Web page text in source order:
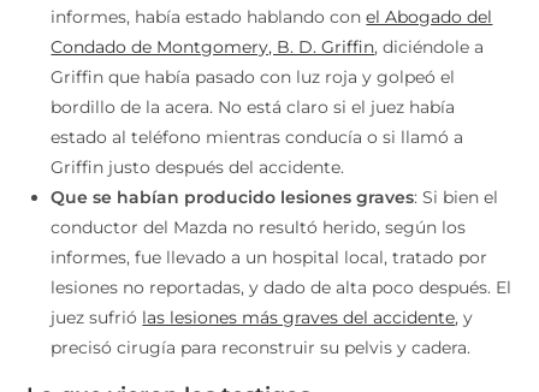
informes, había estado hablando conel Abogado del
Condado de Montgomery, B. D. Griffin, diciéndole a
Griffin que había pasado con luz roja y golpeó el
bordillo de la acera. No está claro si el juez había
estado al teléfono mientras conducía o si llamó a
Griffin justo después del accidente.
Que se habían producido lesiones graves: Si bien el
conductor del Mazda no resultó herido, según los
informes, fue llevado a un hospital local, tratado por
lesiones no reportadas, y dado de alta poco después. El
juez sufrió las lesiones más graves del accidente, y
precisó cirugía para reconstruir su pelvis y cadera.